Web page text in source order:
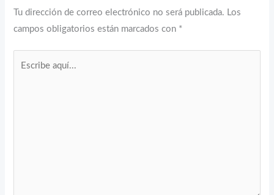
Tu dirección de correo electrónico no será publicada. Los
campos obligatorios están marcados con *